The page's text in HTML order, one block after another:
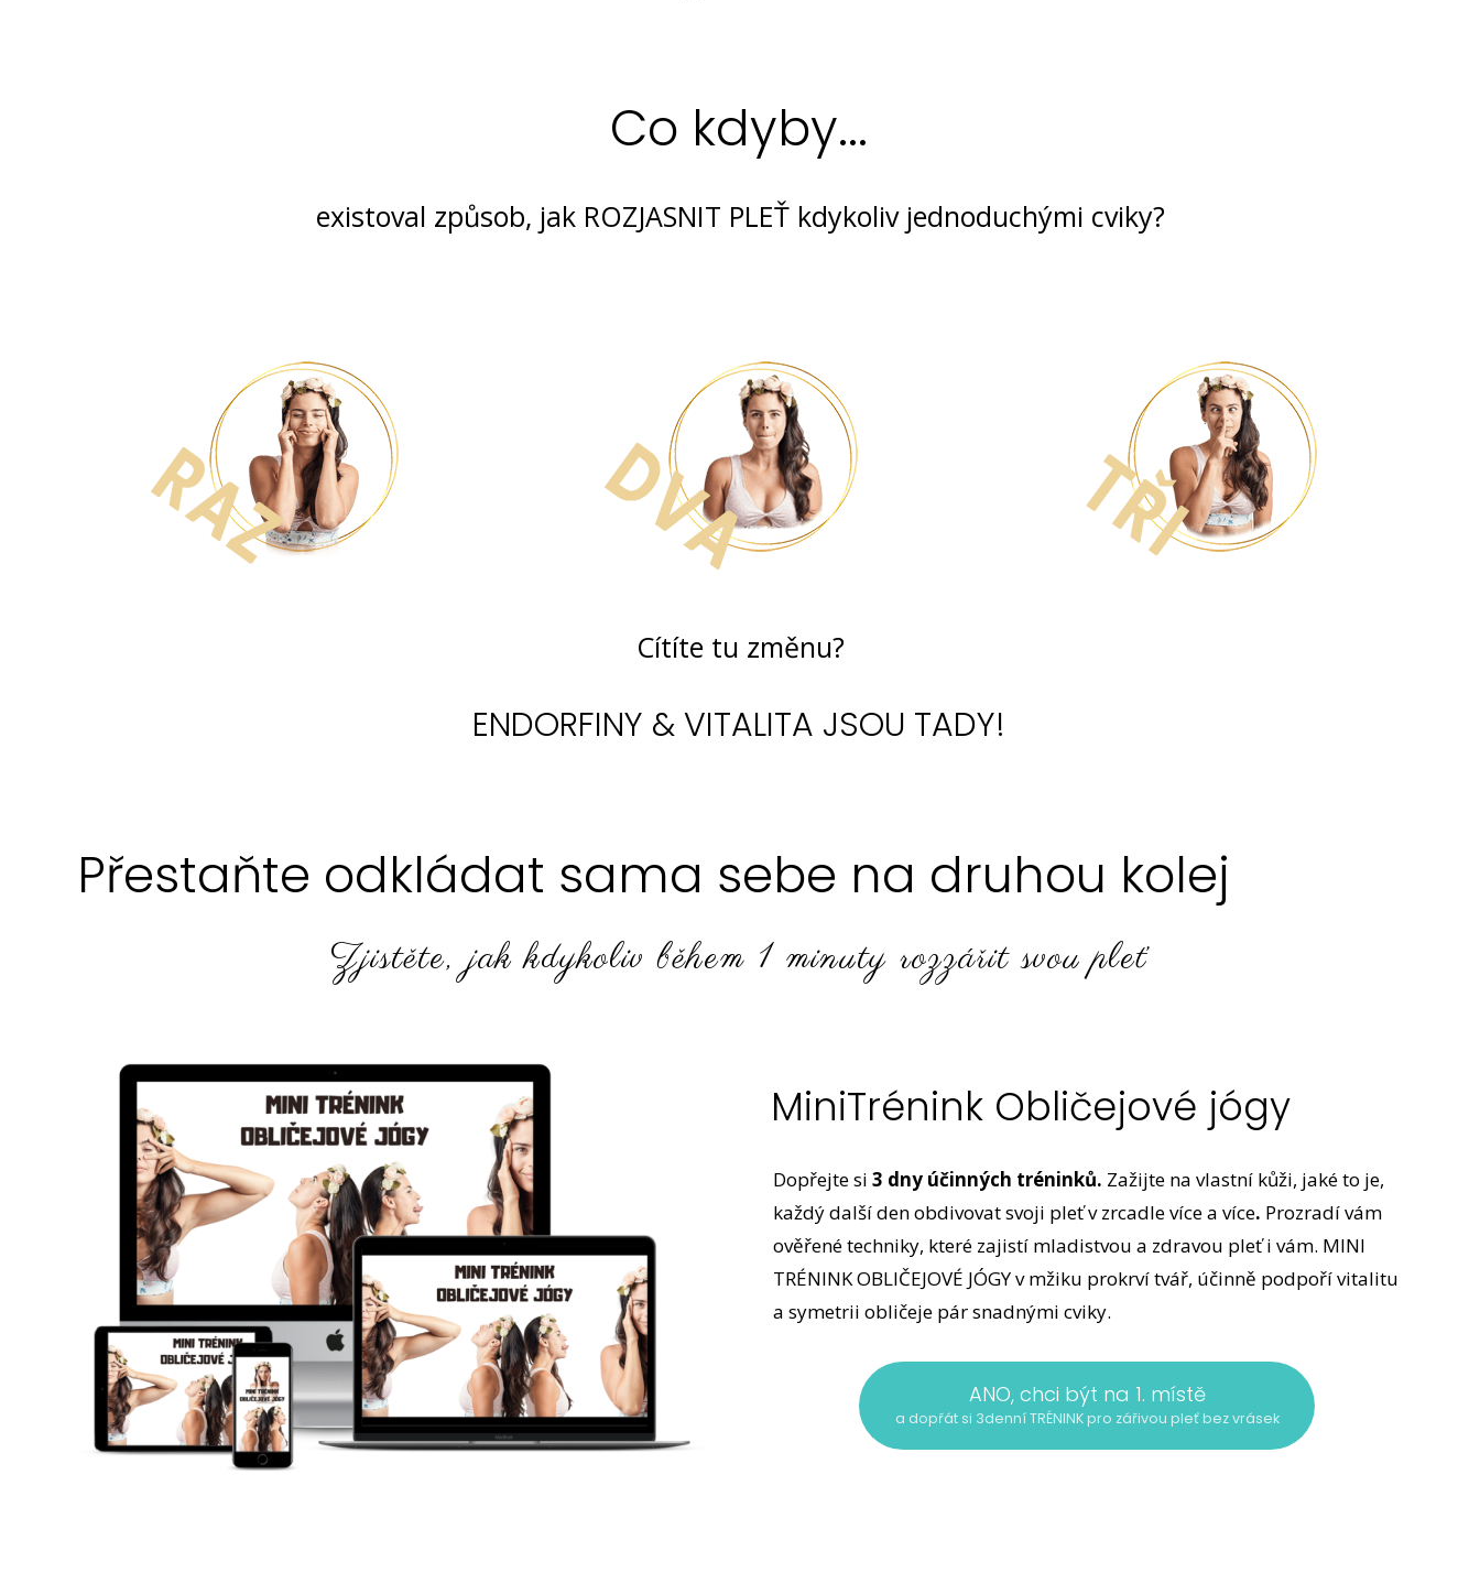
Co kdyby...
existoval způsob, jak ROZJASNIT PLEŤ kdykoliv jednoduchými cviky?
Cítíte tu změnu?
ENDORFINY & VITALITA JSOU TADY!
Přestaňte odkládat sama sebe na druhou kolej
Zjistěte, jak kdykoliv během 1 minuty rozzářit svou pleť
MiniTrénink Obličejové jógy
Dopřejte si 3 dny účinných tréninků. Zažijte na vlastní kůži, jaké to je,
každý další den obdivovat svoji pleť v zrcadle více a více. Prozradí vám
ověřené techniky, které zajistí mladistvou a zdravou pleť i vám. MINI
TRÉNINK OBLIČEJOVÉ JÓGY v mžiku prokrví tvář, účinně podpoří vitalitu
a symetrii obličeje pár snadnými cviky.
ANO, chci být na 1. místě
a dopřát si 3denní TRÉNINK pro zářivou pleť bez vrásek